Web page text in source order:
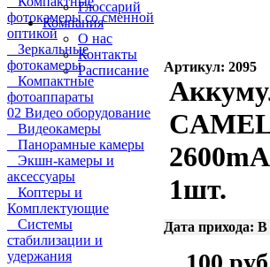
Глоссарий
Компания
О нас
Контакты
Расписание
фотокамеры со сменной
оптикой
Зеркальные
фотокамеры
Компактные
фотоаппараты
02 Видео оборудование
Видеокамеры
Панорамные камеры
Экшн-камеры и
аксессуары
Коптеры и
Комплектующие
Системы
стабилизации и
удержания
Артикул: 2095
1шт.
Дата прихода: